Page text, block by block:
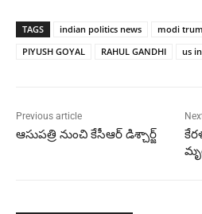
TAGS indian politics news
modi
PIYUSH GOYAL
RAHUL GANDHI us
Previous article
ఆసుపత్రి నుంచి కేసీఆర్ డిశ్చార్జ్